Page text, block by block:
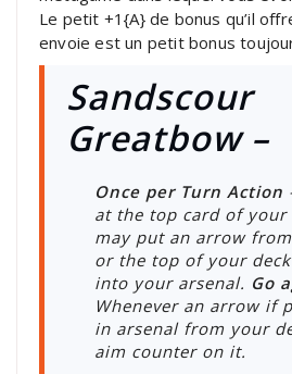
Le petit +1{A} de bonus qu’il
envoie est un petit bonus
Sandscour
Greatbow –
Once per Turn Action
at the top card of your
may put an arrow
or the top of your
into your arsenal. Go
Whenever an arrow if
in arsenal from your
aim counter on it.